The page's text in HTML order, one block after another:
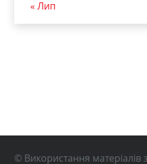
« Лип
© Використання матеріалів